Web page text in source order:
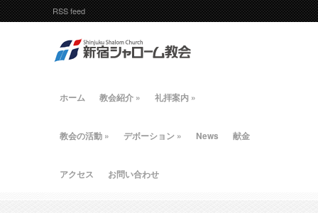
RSS feed
ホーム 教会紹介 » 礼拝案内 »
教会の活動 » デボーション » News 献金
アクセス お問い合わせ